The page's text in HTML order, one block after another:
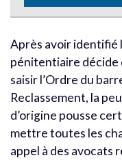
Après avoir identifié
pénitentiaire
saisir l’Ordre du
Reclassement, la
d’origine pousse
mettre toutes les
appel à des avocats